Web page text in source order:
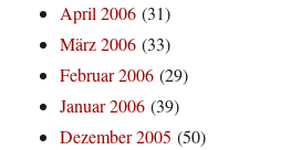
April 2006 (31)
März 2006 (33)
Februar 2006 (29)
Januar 2006 (39)
Dezember 2005 (50)